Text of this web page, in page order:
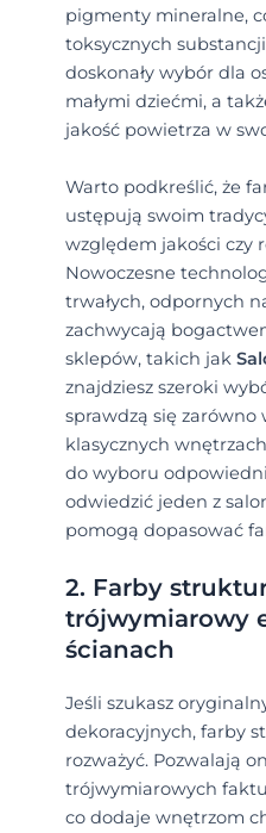
pigmenty mineralne,
toksycznych
doskonały wybór dla
małymi dziećmi, a
jakość powietrza w
Warto podkreślić, że
ustępują swoim
względem jakości czy
Nowoczesne
trwałych, odpornych
zachwycają
sklepów, takich jak
znajdziesz szeroki
sprawdzą się zarówno
klasycznych
do wyboru
odwiedzić jeden z
pomogą dopasować
2. Farby
trójwymiarowy
ścianach
Jeśli szukasz
dekoracyjnych, farby
rozważyć. Pozwalają
trójwymiarowych
co dodaje wnętrzom